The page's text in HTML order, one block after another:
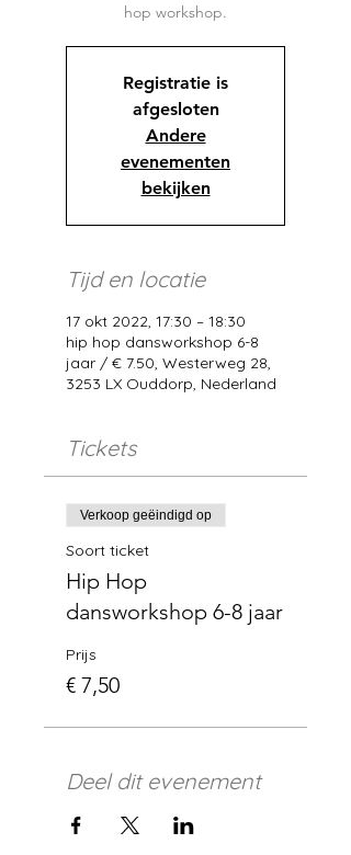
hop workshop.
Registratie is
afgesloten
Andere
evenementen
bekijken
Tijd en locatie
17 okt 2022, 17:30 – 18:30
hip hop dansworkshop 6-8
jaar / € 7.50, Westerweg 28,
3253 LX Ouddorp, Nederland
Tickets
Verkoop geëindigd op
Soort ticket
Hip Hop
dansworkshop 6-8 jaar
Prijs
€ 7,50
Deel dit evenement